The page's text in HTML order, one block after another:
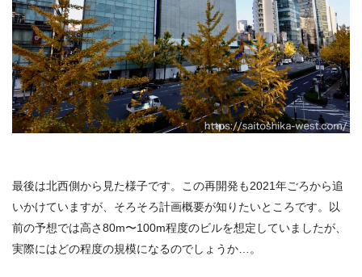
最後は北西側から見た様子です。この再開発も2021年ごろから追
いかけていますが、そろそろ計画概要が知りたいところです。以
前の予想では高さ80m〜100m程度のビルを想定していましたが、
実際にはどの程度の規模になるのでしょうか…。